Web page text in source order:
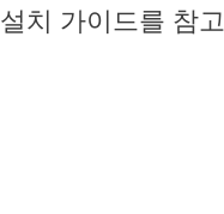
치 가이드를 참고